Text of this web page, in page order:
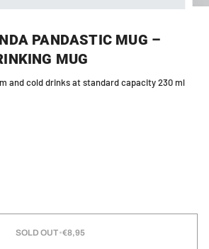
PANDASTIC MUG –
MUG
and cold drinks at standard capacity 230 ml
SOLD OUT•€8,95